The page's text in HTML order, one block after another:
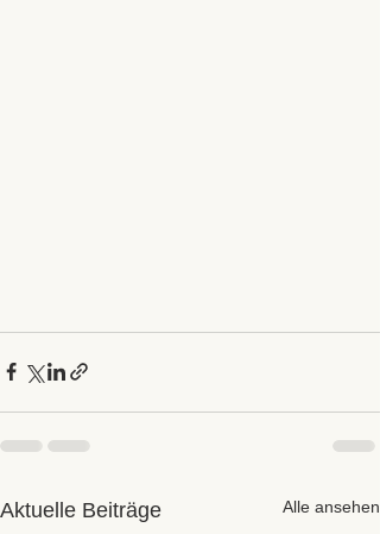
Aktuelle Beiträge Alle ansehen